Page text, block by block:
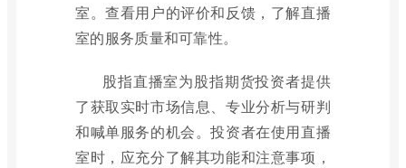
室。查看用户的评价和反馈，了解直播
室的服务质量和可靠性。
股指直播室为股指期货投资者提供
了获取实时市场信息、专业分析与研判
和喊单服务的机会。投资者在使用直播
室时，应充分了解其功能和注意事项，